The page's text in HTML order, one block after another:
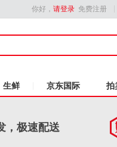
你好， 请登录 免费注册
生鲜 京东国际 拍
，极速配送